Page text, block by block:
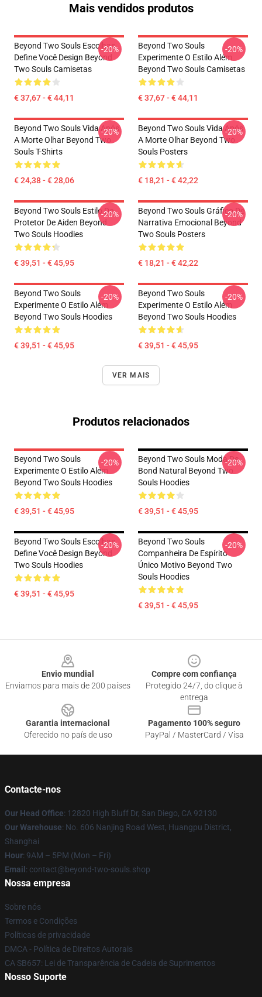
Mais vendidos produtos
Beyond Two Souls Escolhas
Define Você Design Beyond
Two Souls Camisetas
€ 37,67 - € 44,11
-20%
Beyond Two Souls
Experimente O Estilo Além
Beyond Two Souls Camisetas
€ 37,67 - € 44,11
-20%
Beyond Two Souls Vida Após
A Morte Olhar Beyond Two
Souls T-Shirts
€ 24,38 - € 28,06
-20%
Beyond Two Souls Vida Após
A Morte Olhar Beyond Two
Souls Posters
€ 18,21 - € 42,22
-20%
Beyond Two Souls Estilo De
Protetor De Aiden Beyond
Two Souls Hoodies
€ 39,51 - € 45,95
-20%
Beyond Two Souls Gráfico De
Narrativa Emocional Beyond
Two Souls Posters
€ 18,21 - € 42,22
-20%
Beyond Two Souls
Experimente O Estilo Além
Beyond Two Souls Hoodies
€ 39,51 - € 45,95
-20%
Beyond Two Souls
Experimente O Estilo Além
Beyond Two Souls Hoodies
€ 39,51 - € 45,95
-20%
VER MAIS
Produtos relacionados
Beyond Two Souls
Experimente O Estilo Além
Beyond Two Souls Hoodies
€ 39,51 - € 45,95
-20%
Beyond Two Souls Moda De
Bond Natural Beyond Two
Souls Hoodies
€ 39,51 - € 45,95
-20%
Beyond Two Souls Escolhas
Define Você Design Beyond
Two Souls Hoodies
€ 39,51 - € 45,95
-20%
Beyond Two Souls
Companheira De Espírito
Único Motivo Beyond Two
Souls Hoodies
€ 39,51 - € 45,95
-20%
Envio mundial
Enviamos para mais de 200 países
Compre com confiança
Protegido 24/7, do clique à
entrega
Garantia internacional
Oferecido no país de uso
Pagamento 100% seguro
PayPal / MasterCard / Visa
Contacte-nos
Our Head Office: 12820 High Bluff Dr, San Diego, CA 92130
Our Warehouse: No. 606 Nanjing Road West, Huangpu District,
Shanghai
Hour: 9AM – 5PM (Mon – Fri)
Email : contact@beyond-two-souls.shop
Nossa empresa
Sobre nós
Termos e Condições
Políticas de privacidade
DMCA - Política de Direitos Autorais
CA SB657: Lei de Transparência de Cadeia de Suprimentos
Nosso Suporte